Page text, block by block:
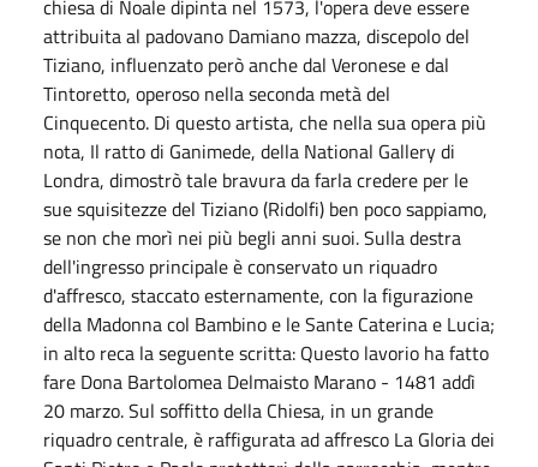
chiesa di Noale dipinta nel 1573, l'opera deve essere
attribuita al padovano Damiano mazza, discepolo del
Tiziano, influenzato però anche dal Veronese e dal
Tintoretto, operoso nella seconda metà del
Cinquecento. Di questo artista, che nella sua opera più
nota, Il ratto di Ganimede, della National Gallery di
Londra, dimostrò tale bravura da farla credere per le
sue squisitezze del Tiziano (Ridolfi) ben poco sappiamo,
se non che morì nei più begli anni suoi. Sulla destra
dell'ingresso principale è conservato un riquadro
d'affresco, staccato esternamente, con la figurazione
della Madonna col Bambino e le Sante Caterina e Lucia;
in alto reca la seguente scritta: Questo lavorio ha fatto
fare Dona Bartolomea Delmaisto Marano - 1481 addì
20 marzo. Sul soffitto della Chiesa, in un grande
riquadro centrale, è raffigurata ad affresco La Gloria dei